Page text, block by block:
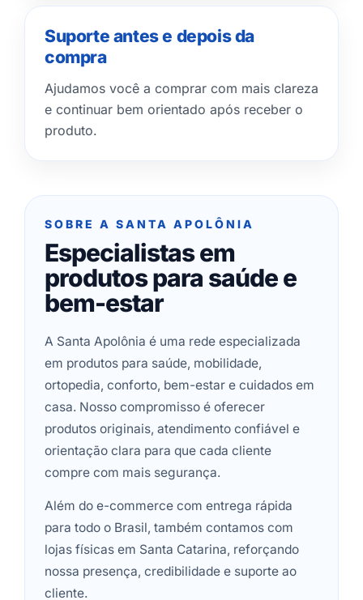
Suporte antes e depois da
compra
Ajudamos você a comprar com mais clareza
e continuar bem orientado após receber o
produto.
SOBRE A SANTA APOLÔNIA
Especialistas em
produtos para saúde e
bem-estar
A Santa Apolônia é uma rede especializada
em produtos para saúde, mobilidade,
ortopedia, conforto, bem-estar e cuidados em
casa. Nosso compromisso é oferecer
produtos originais, atendimento confiável e
orientação clara para que cada cliente
compre com mais segurança.
Além do e-commerce com entrega rápida
para todo o Brasil, também contamos com
lojas físicas em Santa Catarina, reforçando
nossa presença, credibilidade e suporte ao
cliente.